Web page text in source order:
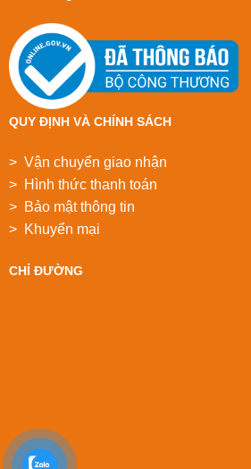
QUY ĐỊNH VÀ CHÍNH SÁCH
> Vận chuyển giao nhận
> Hình thức thanh toán
> Bảo mật thông tin
> Khuyển mại
CHỈ ĐƯỜNG